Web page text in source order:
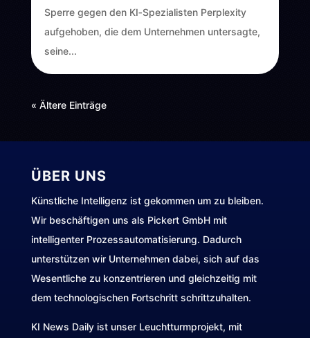
Sperre gegen den KI‑Spezialisten Perplexity
aufgehoben, die dem Unternehmen untersagte,
seine...
« Ältere Einträge
ÜBER UNS
Künstliche Intelligenz ist gekommen um zu bleiben.
Wir beschäftigen uns als Pickert GmbH mit
intelligenter Prozessautomatisierung. Dadurch
unterstützen wir Unternehmen dabei, sich auf das
Wesentliche zu konzentrieren und gleichzeitig mit
dem technologischen Fortschritt schrittzuhalten.
KI News Daily ist unser Leuchtturmprojekt, mit